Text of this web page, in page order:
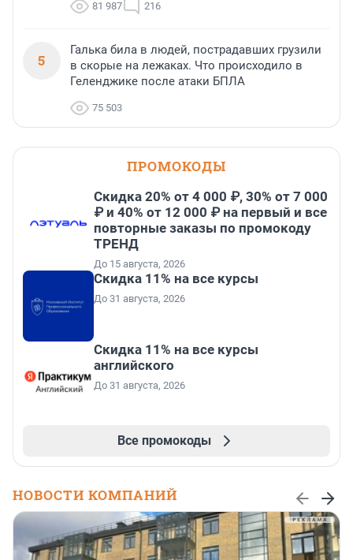
81 987 216
5
Галька била в людей, пострадавших грузили
в скорые на лежаках. Что происходило в
Геленджике после атаки БПЛА
75 503
ПРОМОКОДЫ
Скидка 20% от 4 000 ₽, 30% от 7 000
₽ и 40% от 12 000 ₽ на первый и все
повторные заказы по промокоду
ТРЕНД
До 15 августа, 2026
Скидка 11% на все курсы
До 31 августа, 2026
Скидка 11% на все курсы
английского
До 31 августа, 2026
Все промокоды
НОВОСТИ КОМПАНИЙ